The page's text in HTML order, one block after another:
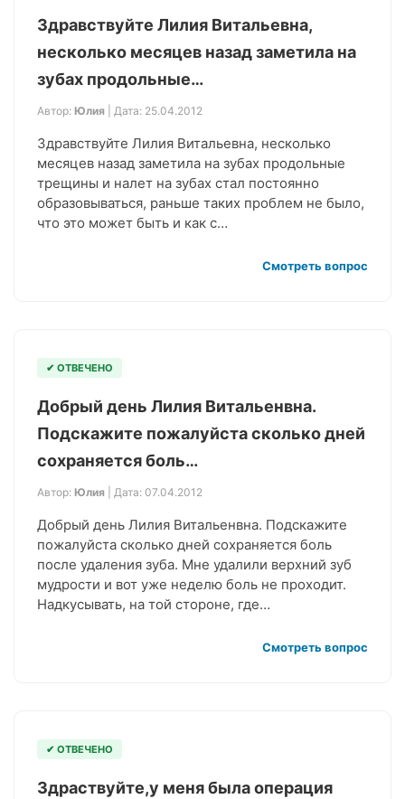
Здравствуйте Лилия Витальевна,
несколько месяцев назад заметила на
зубах продольные…
Автор: Юлия | Дата: 25.04.2012
Здравствуйте Лилия Витальевна, несколько
месяцев назад заметила на зубах продольные
трещины и налет на зубах стал постоянно
образовываться, раньше таких проблем не было,
что это может быть и как с…
Смотреть вопрос
✔ ОТВЕЧЕНО
Добрый день Лилия Витальенвна.
Подскажите пожалуйста сколько дней
сохраняется боль…
Автор: Юлия | Дата: 07.04.2012
Добрый день Лилия Витальенвна. Подскажите
пожалуйста сколько дней сохраняется боль
после удаления зуба. Мне удалили верхний зуб
мудрости и вот уже неделю боль не проходит.
Надкусывать, на той стороне, где…
Смотреть вопрос
✔ ОТВЕЧЕНО
Здраствуйте,у меня была операция